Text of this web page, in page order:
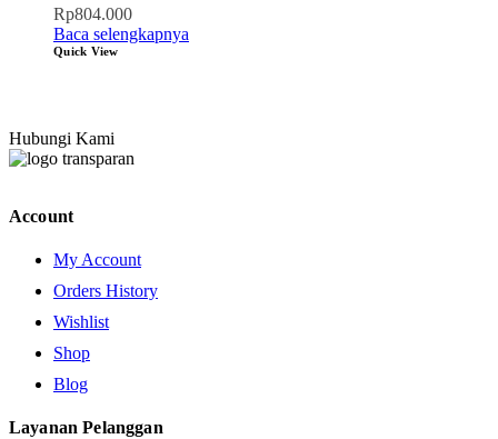
Rp804.000
Baca selengkapnya
Quick View
Hubungi Kami
Account
My Account
Orders History
Wishlist
Shop
Blog
Layanan Pelanggan